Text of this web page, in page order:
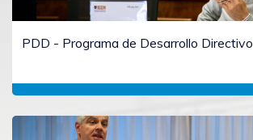
PDD - Programa de Desarrollo Directivo